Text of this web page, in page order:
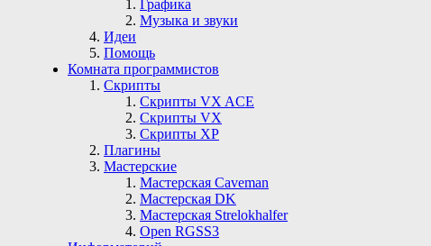
Графика
Музыка и звуки
Идеи
Помощь
Комната программистов
Скрипты
Скрипты VX ACE
Скрипты VX
Скрипты ХР
Плагины
Мастерские
Мастерская Сaveman
Мастерская DK
Мастерская Strelokhalfer
Open RGSS3